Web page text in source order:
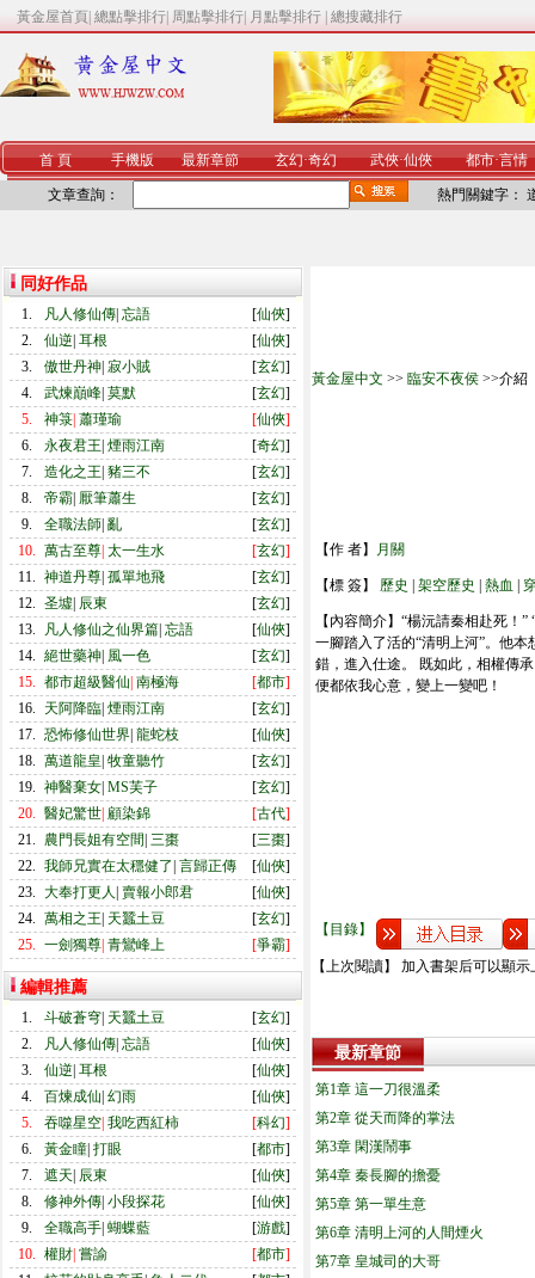
黃金屋首頁 總點擊排行 周點擊排行 月點擊排行 總搜藏排行
首 頁 手機版 最新章節 玄幻·奇幻 武俠·仙俠 都市·言情
文章查詢： 熱門關鍵字：
同好作品
1. 凡人修仙傳 忘語 [仙俠]
2.
仙逆 耳根 [仙俠]
3.
傲世丹神 寂小賊 [玄幻]
4.
武煉巔峰 莫默 [玄幻]
5.
神箓 蕭瑾瑜 [仙俠]
6.
永夜君王 煙雨江南 [奇幻]
7.
造化之王 豬三不 [玄幻]
8.
帝霸 厭筆蕭生 [玄幻]
9.
全職法師 亂 [玄幻]
10. 萬古至尊 太一生水 [玄幻]
11. 神道丹尊 孤單地飛 [玄幻]
12. 圣墟 辰東 [玄幻]
13.
凡人修仙之仙界篇 忘語 [仙俠]
14. 絕世藥神 風一色 [玄幻]
15. 都市超級醫仙 南極海 [都市]
16.
天阿降臨 煙雨江南 [玄幻]
17. 恐怖修仙世界 龍蛇枝 [仙俠]
18. 萬道龍皇 牧童聽竹 [玄幻]
19. 神醫棄女 MS芙子 [玄幻]
20. 醫妃驚世 顧染錦 [古代]
21.
農門長姐有空間 三棗 [三棗]
22. 我師兄實在太穩健了 言歸正傳 [仙俠]
23. 大奉打更人 賣報小郎君 [仙俠]
24. 萬相之王 天蠶土豆 [玄幻]
25. 一劍獨尊 青鸞峰上 [爭霸]
編輯推薦
1. 斗破蒼穹 天蠶土豆 [玄幻]
2.
凡人修仙傳 忘語 [仙俠]
3.
仙逆 耳根 [仙俠]
4.
百煉成仙 幻雨 [仙俠]
5.
吞噬星空 我吃西紅柿 [科幻]
6.
黃金瞳 打眼 [都市]
7.
遮天 辰東 [仙俠]
8.
修神外傳 小段探花 [仙俠]
9.
全職高手 蝴蝶藍 [游戲]
10. 權財 嘗諭 [都市]
黃金屋中文 >> 臨安不夜侯 >>介紹
【作 者】 月關
【標 簽】 歷史 架空歷史 熱血
【內容簡介】“楊沅請秦相赴死！
一腳踏入了活的“清明上河”。他
錯，進入仕途。 既如此，相權傳
便都依我心意，變上一變吧！
【目錄】
【上次閱讀】 加入書架后可以顯
最新章節
第1章 這一刀很溫柔
第2章 從天而降的掌法
第3章 閑漢鬧事
第4章 秦長腳的擔憂
第5章 第一單生意
第6章 清明上河的人間煙火
第7章 皇城司的大哥